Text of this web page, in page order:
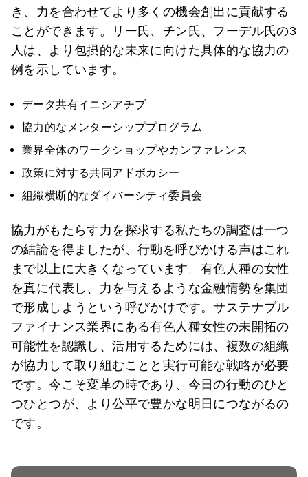
き、力を合わせてより多くの機会創出に貢献する
ことができます。リー氏、チン氏、フーデル氏の3
人は、より包摂的な未来に向けた具体的な協力の
例を示しています。
データ共有イニシアチブ
協力的なメンターシッププログラム
業界全体のワークショップやカンファレンス
政策に対する共同アドボカシー
組織横断的なダイバーシティ委員会
協力がもたらす力を探求する私たちの調査は一つ
の結論を得ましたが、行動を呼びかける声はこれ
まで以上に大きくなっています。有色人種の女性
を真に代表し、力を与えるような金融情勢を集団
で形成しようという呼びかけです。サステナブル
ファイナンス業界にある有色人種女性の未開拓の
可能性を認識し、活用するためには、複数の組織
が協力して取り組むことと実行可能な戦略が必要
です。今こそ変革の時であり、今日の行動のひと
つひとつが、より公平で豊かな明日につながるの
です。